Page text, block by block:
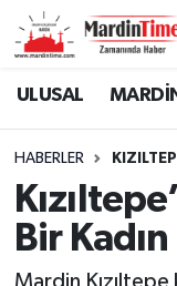
ULUSAL
HABERLER
Bir
Mardin
Mardin
Mardin